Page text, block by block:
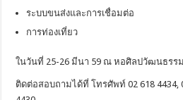
ระบบขนส่งและการเชื่อมต่อ
การท่องเที่ยว
ในวันที่ 25-26 มีนา 59 ณ หอศิลปวัฒนธรร
ติดต่อสอบถามได้ที่ โทรศัพท์ 02 618 4434,